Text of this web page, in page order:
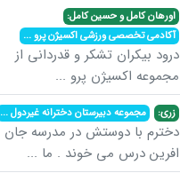
اورهان کامل و حسین کامل:
آکادمی تخصصی ورزشی اکسیژن پرو...
درود بیکران تشکر و قدردانی از
مجموعه اکسیژن پرو ...
زری: مجموعه دبیرستان دخترانه غیردول...
دخترم با دوستش در مدرسه جان
افرین درس می خوند . ما ...